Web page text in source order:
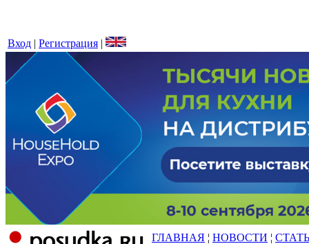
Вход | Регистрация |
ГЛАВНАЯ ¦ НОВОСТИ ¦